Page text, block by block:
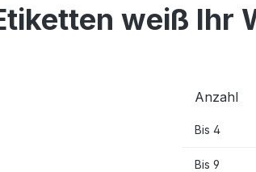
weiß Ihr
Anzahl
Bis 4
Bis 9